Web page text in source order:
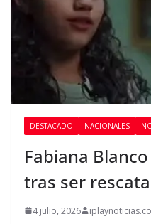
DESTACADO NACIONALES
Fabiana
tras ser
4 julio, 2026